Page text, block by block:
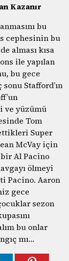
Kazanır
bu
cephesinin bu
alması kısa
ile yapılan
bu gece
Stafford’ın
ve yüzümü
Tom
Super
McVay için
bir Al Pacino
ölmeyi
Pacino. Aaron
gece
sezon
bu onlar
mı…